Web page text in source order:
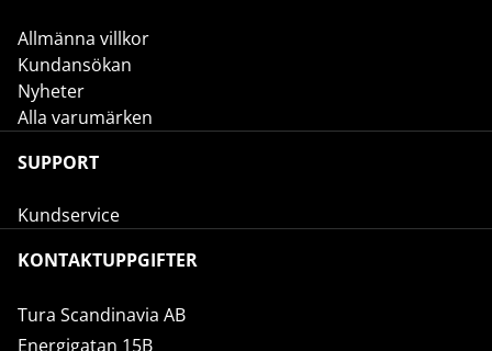
Allmänna villkor
Kundansökan
Nyheter
Alla varumärken
SUPPORT
Kundservice
KONTAKTUPPGIFTER
Tura Scandinavia AB
Energigatan 15B